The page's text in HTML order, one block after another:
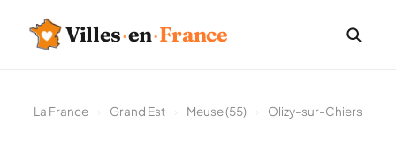
Villes·en·France
La France Grand Est Meuse (55) Olizy-sur-Chiers